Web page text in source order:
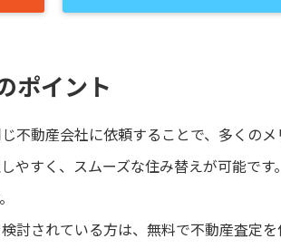
ポイント
動産会社に依頼することで、多くのメ
すく、スムーズな住み替えが可能です。
討されている方は、無料で不動産査定